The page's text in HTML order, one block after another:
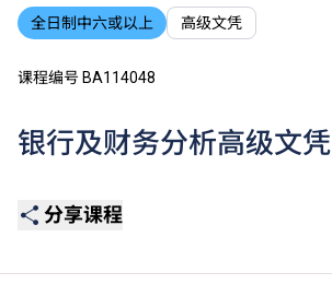
全日制中六或以上 高级文凭
课程编号 BA114048
银行及财务分析高级文凭
分享课程